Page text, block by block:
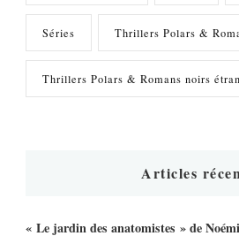
Séries Thrillers Polars &
Thrillers Polars & Romans noirs
Articles
« Le jardin des anatomistes » de